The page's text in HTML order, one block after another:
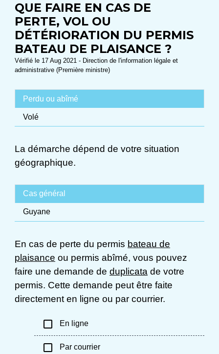
QUE FAIRE EN CAS DE
PERTE, VOL OU
DÉTÉRIORATION DU PERMIS
BATEAU DE PLAISANCE ?
Vérifié le 17 Aug 2021 - Direction de l'information légale et
administrative (Première ministre)
Perdu ou abîmé
Volé
La démarche dépend de votre situation
géographique.
Cas général
Guyane
En cas de perte du permis bateau de
plaisance ou permis abîmé, vous pouvez
faire une demande de duplicata de votre
permis. Cette demande peut être faite
directement en ligne ou par courrier.
check_box_outline_blank En ligne
check_box_outline_blank Par courrier